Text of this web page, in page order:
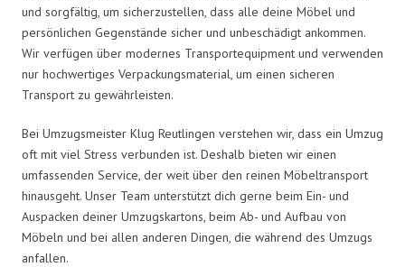
und sorgfältig, um sicherzustellen, dass alle deine Möbel und
persönlichen Gegenstände sicher und unbeschädigt ankommen.
Wir verfügen über modernes Transportequipment und verwenden
nur hochwertiges Verpackungsmaterial, um einen sicheren
Transport zu gewährleisten.
Bei Umzugsmeister Klug Reutlingen verstehen wir, dass ein Umzug
oft mit viel Stress verbunden ist. Deshalb bieten wir einen
umfassenden Service, der weit über den reinen Möbeltransport
hinausgeht. Unser Team unterstützt dich gerne beim Ein- und
Auspacken deiner Umzugskartons, beim Ab- und Aufbau von
Möbeln und bei allen anderen Dingen, die während des Umzugs
anfallen.